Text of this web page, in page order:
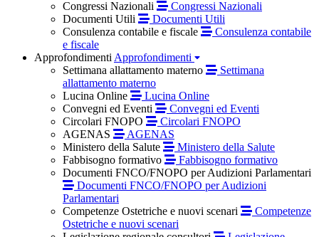
Congressi Nazionali
Congressi Nazionali
Documenti Utili
Documenti Utili
Consulenza contabile e fiscale
Consulenza contabile
e fiscale
Approfondimenti Approfondimenti
Settimana allattamento materno
Settimana
allattamento materno
Lucina Online
Lucina Online
Convegni ed Eventi
Convegni ed Eventi
Circolari FNOPO
Circolari FNOPO
AGENAS
AGENAS
Ministero della Salute
Ministero della Salute
Fabbisogno formativo
Fabbisogno formativo
Documenti FNCO/FNOPO per Audizioni Parlamentari
Documenti FNCO/FNOPO per Audizioni
Parlamentari
Competenze Ostetriche e nuovi scenari
Competenze
Ostetriche e nuovi scenari